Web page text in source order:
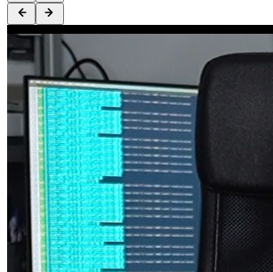
Design Patterns: Elements of Reusable
Baterie externă EcoFlow Rapid 25000 mAh
Consolă streaming Elgato NEO Stream Deck